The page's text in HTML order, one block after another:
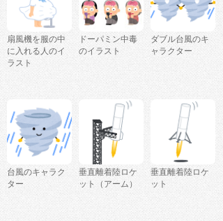
扇風機を服の中
に入れる人のイ
ラスト
ドーパミン中毒
のイラスト
ダブル台風のキ
ャラクター
台風のキャラク
ター
垂直離着陸ロケ
ット（アーム）
垂直離着陸ロケ
ット